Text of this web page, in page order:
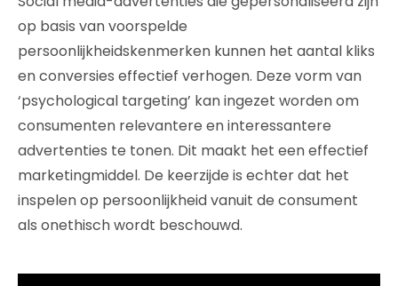
op basis van voorspelde
persoonlijkheidskenmerken kunnen het aantal kliks
en conversies effectief verhogen. Deze vorm van
‘psychological targeting’ kan ingezet worden om
consumenten relevantere en interessantere
advertenties te tonen. Dit maakt het een effectief
marketingmiddel. De keerzijde is echter dat het
inspelen op persoonlijkheid vanuit de consument
als onethisch wordt beschouwd.